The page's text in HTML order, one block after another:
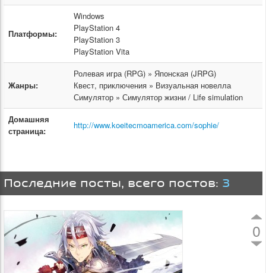
Платформы:
Windows
PlayStation 4
PlayStation 3
PlayStation Vita
Жанры:
Ролевая игра (RPG) » Японская (JRPG)
Квест, приключения » Визуальная новелла
Симулятор » Симулятор жизни / Life simulation
Домашняя
страница:
http://www.koeitecmoamerica.com/sophie/
Последние посты, всего постов: 3
0